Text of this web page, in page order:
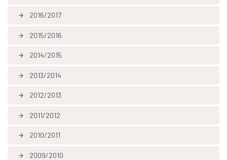
arrow_forward 2016/2017
arrow_forward 2015/2016
arrow_forward 2014/2015
arrow_forward 2013/2014
arrow_forward 2012/2013
arrow_forward 2011/2012
arrow_forward 2010/2011
arrow_forward 2009/2010